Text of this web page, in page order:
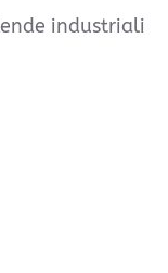
industriali